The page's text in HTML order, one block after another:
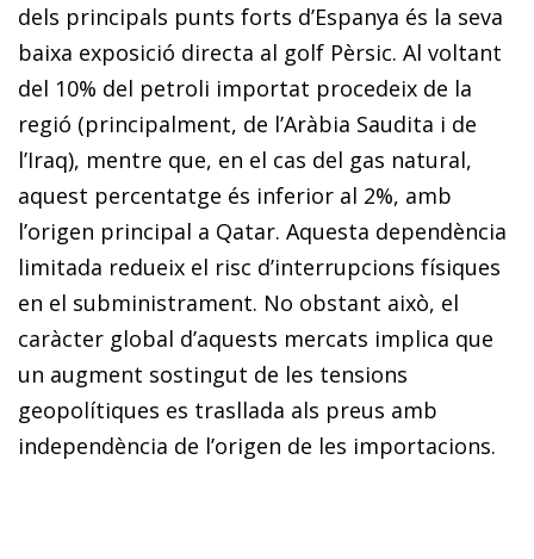
dels principals punts forts d’Espanya és la seva
baixa exposició directa al golf Pèrsic. Al voltant
del 10% del petroli importat procedeix de la
regió (principalment, de l’Aràbia Saudita i de
l’Iraq), mentre que, en el cas del gas natural,
aquest percentatge és inferior al 2%, amb
l’origen principal a Qatar. Aquesta dependència
limitada redueix el risc d’interrupcions físiques
en el subministrament. No obstant això, el
caràcter global d’aquests mercats implica que
un augment sostingut de les tensions
geopolítiques es trasllada als preus amb
independència de l’origen de les importacions.